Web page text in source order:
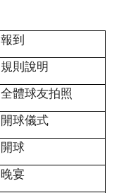
報到
規則說明
全體球友拍照
開球儀式
開球
晚宴